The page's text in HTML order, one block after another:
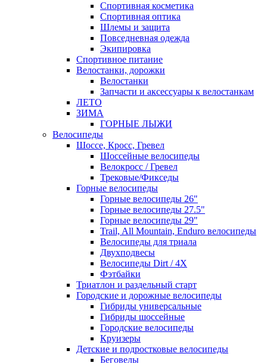
Спортивная косметика
Спортивная оптика
Шлемы и защита
Повседневная одежда
Экипировка
Спортивное питание
Велостанки, дорожки
Велостанки
Запчасти и аксессуары к велостанкам
ЛЕТО
ЗИМА
ГОРНЫЕ ЛЫЖИ
Велосипеды
Шоссе, Кросс, Гревел
Шоссейные велосипеды
Велокросс / Гревел
Трековые/Фикседы
Горные велосипеды
Горные велосипеды 26"
Горные велосипеды 27.5"
Горные велосипеды 29"
Trail, All Mountain, Enduro велосипеды
Велосипеды для триала
Двухподвесы
Велосипеды Dirt / 4X
Фэтбайки
Триатлон и раздельный старт
Городские и дорожные велосипеды
Гибриды универсальные
Гибриды шоссейные
Городские велосипеды
Круизеры
Детские и подростковые велосипеды
Беговелы